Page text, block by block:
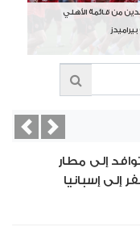
من قائمة الأهلي
إلى مطار
إلى إسبانيا
Next